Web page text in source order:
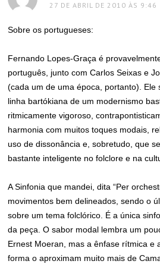
27 DE ABRIL DE 2010 ÀS 9:46
Sobre os portugueses:
Fernando Lopes-Graça é
português, junto com Carlos Seixas e
(cada um de uma época, portanto). Ele
linha bartókiana de um modernismo
ritmicamente vigoroso,
harmonia com muitos toques modais,
uso de dissonância e, sobretudo, que
bastante inteligente no folclore e na
A Sinfonia que mandei, dita “Per
movimentos bem delineados, sendo o
sobre um tema folclórico. É a única
da peça. O sabor modal lembra um
Ernest Moeran, mas a ênfase rítmica e
forma o aproximam muito mais de